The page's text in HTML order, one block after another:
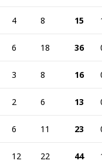
4 8 15
6 18 36
3 8 16
2 6 13
6 11 23
12 22 44